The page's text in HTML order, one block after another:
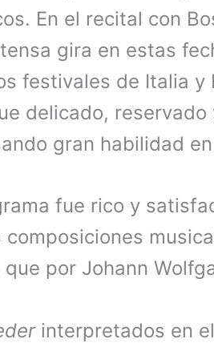
En el recital con
gira en estas
festivales de Italia y
delicado,
gran habilidad
fue rico y
composiciones
que por Johann
interpretados en el